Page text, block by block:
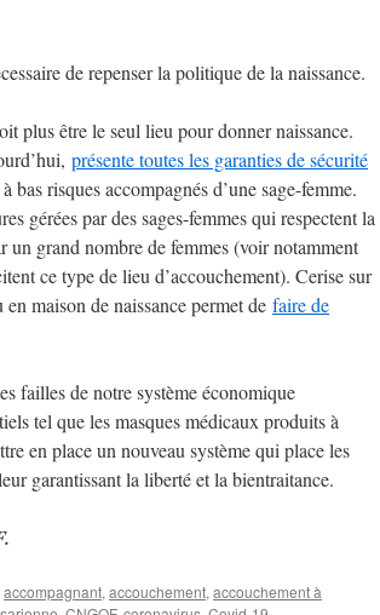
de repenser la politique de la naissance.
plus être le seul lieu pour donner naissance.
présente toutes les garanties de sécurité
bas risques accompagnés d’une sage-femme.
gérées par des sages-femmes qui respectent la
un grand nombre de femmes (voir notamment
ce type de lieu d’accouchement). Cerise sur
maison de naissance permet de faire de
failles de notre système économique
tel que les masques médicaux produits à
en place un nouveau système qui place les
garantissant la liberté et la bientraitance.
accompagnant, accouchement, accouchement à